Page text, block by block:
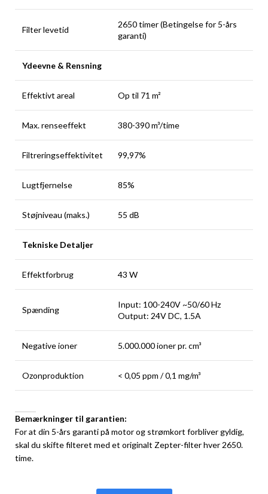
Filter levetid
2650 timer (Betingelse for 5-års
garanti)
Ydeevne & Rensning
Effektivt areal Op til 71 m²
Max. renseeffekt 380-390 m³/time
Filtreringseffektivitet 99,97%
Lugtfjernelse 85%
Støjniveau (maks.) 55 dB
Tekniske Detaljer
Effektforbrug 43 W
Spænding
Input: 100-240V ~50/60 Hz
Output: 24V DC, 1.5A
Negative ioner 5.000.000 ioner pr. cm³
Ozonproduktion < 0,05 ppm / 0,1 mg/m³
Bemærkninger til garantien:
For at din 5-års garanti på motor og strømkort forbliver gyldig,
skal du skifte filteret med et originalt Zepter-filter hver 2650.
time.